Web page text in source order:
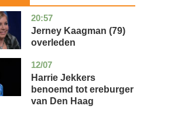
20:57
noord-
holland
glossy
Jerney Kaagman (79)
overleden
12/07
zuid-
holland
glossy
Harrie Jekkers
benoemd tot ereburger
van Den Haag